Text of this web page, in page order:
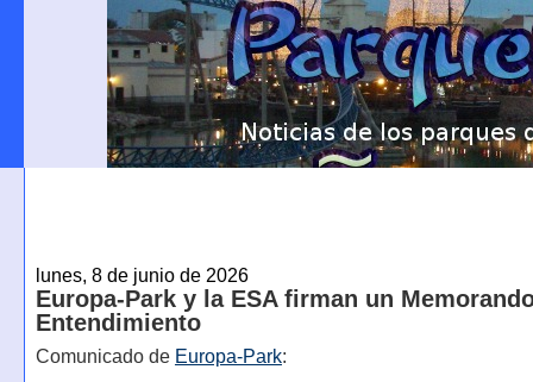
lunes, 8 de junio de 2026
Europa-Park y la ESA firman un
Entendimiento
Comunicado de Europa-Park: